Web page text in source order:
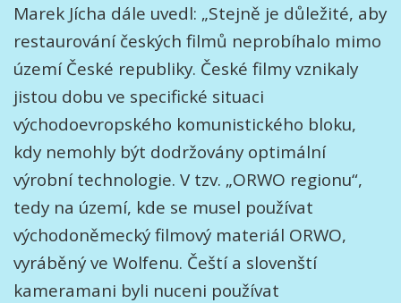
Marek Jícha dále uvedl: „Stejně je důležité, aby
restaurování českých filmů neprobíhalo mimo
území České republiky. České filmy vznikaly
jistou dobu ve specifické situaci
východoevropského komunistického bloku,
kdy nemohly být dodržovány optimální
výrobní technologie. V tzv. „ORWO regionu“,
tedy na území, kde se musel používat
východoněmecký filmový materiál ORWO,
vyráběný ve Wolfenu. Čeští a slovenští
kameramani byli nuceni používat